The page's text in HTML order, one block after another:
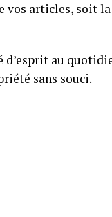
vos articles, soit
au
sans souci.